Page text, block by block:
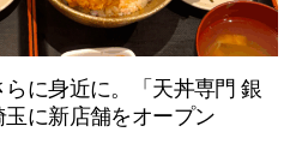
に身近に。「天丼専門 銀
に新店舗をオープン